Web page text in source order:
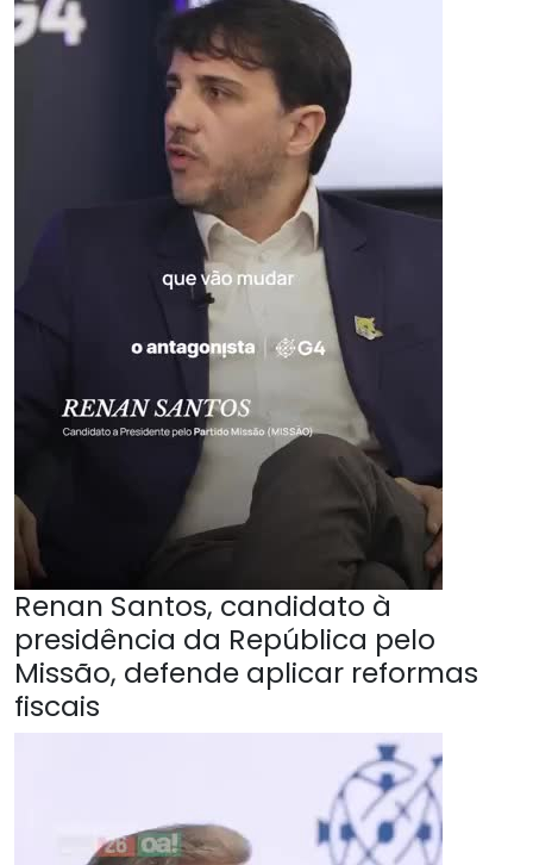
Renan Santos, candidato à
presidência da República pelo
Missão, defende aplicar reformas
fiscais